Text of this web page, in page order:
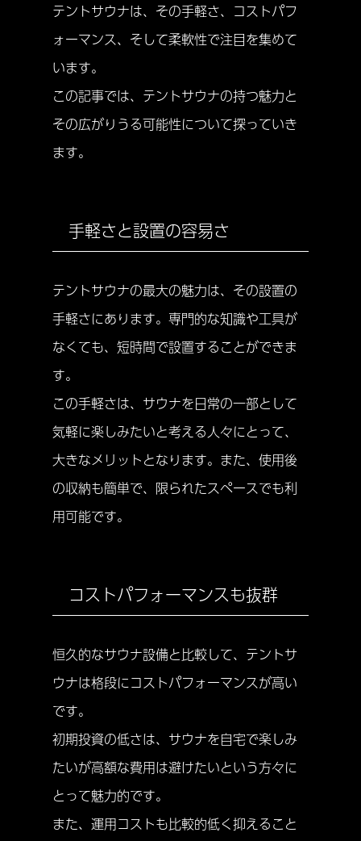
テントサウナは、その手軽さ、コストパフ
ォーマンス、そして柔軟性で注目を集めて
います。
この記事では、テントサウナの持つ魅力と
その広がりうる可能性について探っていき
ます。
手軽さと設置の容易さ
テントサウナの最大の魅力は、その設置の
手軽さにあります。専門的な知識や工具が
なくても、短時間で設置することができま
す。
この手軽さは、サウナを日常の一部として
気軽に楽しみたいと考える人々にとって、
大きなメリットとなります。また、使用後
の収納も簡単で、限られたスペースでも利
用可能です。
コストパフォーマンスも抜群
恒久的なサウナ設備と比較して、テントサ
ウナは格段にコストパフォーマンスが高い
です。
初期投資の低さは、サウナを自宅で楽しみ
たいが高額な費用は避けたいという方々に
とって魅力的です。
また、運用コストも比較的低く抑えること